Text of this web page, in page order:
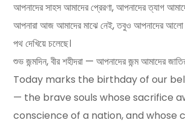
আপনাদের সাহস আমাদের প্রেরণা, আপনাদের ত্যাগ
আপনারা আজ আমাদের মাঝে নেই, তবুও আপনাদের আলো
পথ দেখিয়ে চলেছে।
শুভ জন্মদিন, বীর শহীদরা — আপনাদের জন্ম আমাদের
Today marks the birthday of our
— the brave souls whose sacrifice
conscience of a nation, and whose